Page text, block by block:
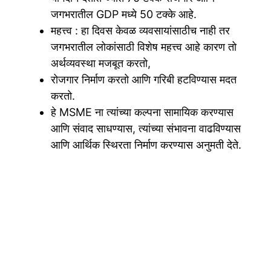
जगभरातील GDP मध्ये 50 टक्के आहे.
महत्त्व : हा दिवस केवळ व्यवसायांसाठीच नाही तर
जगभरातील लोकांसाठी विशेष महत्त्व आहे कारण तो
अर्थव्यवस्था मजबूत करतो,
रोजगार निर्माण करतो आणि गरिबी हटविण्यास मदत
करतो.
हे MSME ना त्यांच्या कल्पना सामायिक करण्यास
आणि संवाद साधण्यास, त्यांच्या संभावना वाढविण्यास
आणि आर्थिक स्थिरता निर्माण करण्यास अनुमती देते.